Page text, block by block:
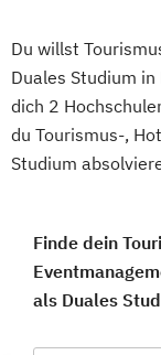
Du willst
Duales Studium
dich 2
du Tourismus-,
Studium
Finde dein
als Duales